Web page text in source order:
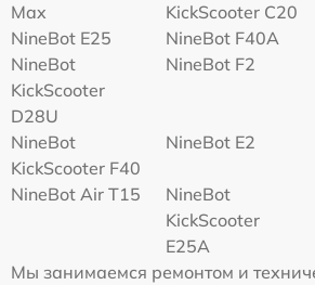
Max
KickScooter C20
NineBot E25
NineBot F40A
NineBot
KickScooter
D28U
NineBot F2
NineBot
KickScooter F40
NineBot E2
NineBot Air T15
NineBot
KickScooter
E25A
Мы занимаемся ремонтом и